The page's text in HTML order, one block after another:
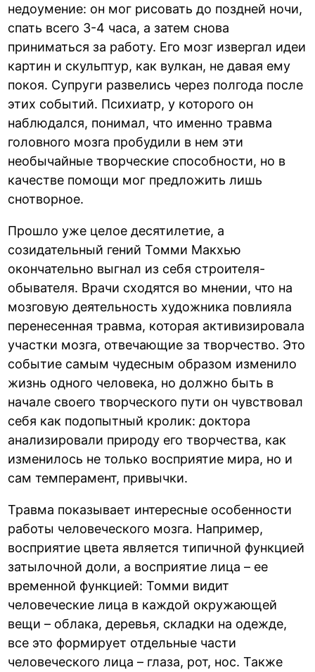
недоумение: он мог рисовать до поздней ночи,
спать всего 3-4 часа, а затем снова
приниматься за работу. Его мозг извергал идеи
картин и скульптур, как вулкан, не давая ему
покоя. Супруги развелись через полгода после
этих событий. Психиатр, у которого он
наблюдался, понимал, что именно травма
головного мозга пробудили в нем эти
необычайные творческие способности, но в
качестве помощи мог предложить лишь
снотворное.
Прошло уже целое десятилетие, а
созидательный гений Томми Макхью
окончательно выгнал из себя строителя-
обывателя. Врачи сходятся во мнении, что на
мозговую деятельность художника повлияла
перенесенная травма, которая активизировала
участки мозга, отвечающие за творчество. Это
событие самым чудесным образом изменило
жизнь одного человека, но должно быть в
начале своего творческого пути он чувствовал
себя как подопытный кролик: доктора
анализировали природу его творчества, как
изменилось не только восприятие мира, но и
сам темперамент, привычки.
Травма показывает интересные особенности
работы человеческого мозга. Например,
восприятие цвета является типичной функцией
затылочной доли, а восприятие лица – ее
временной функцией: Томми видит
человеческие лица в каждой окружающей
вещи – облака, деревья, складки на одежде,
все это формирует отдельные части
человеческого лица – глаза, рот, нос. Также